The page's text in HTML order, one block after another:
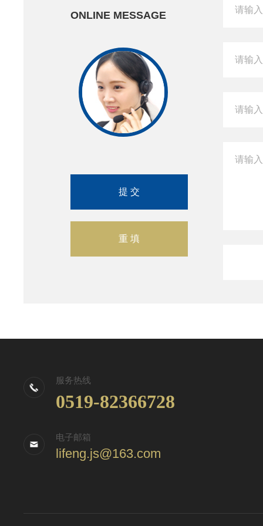
ONLINE MESSAGE
服务热线
0519-82366728
电子邮箱
lifeng.js@163.com